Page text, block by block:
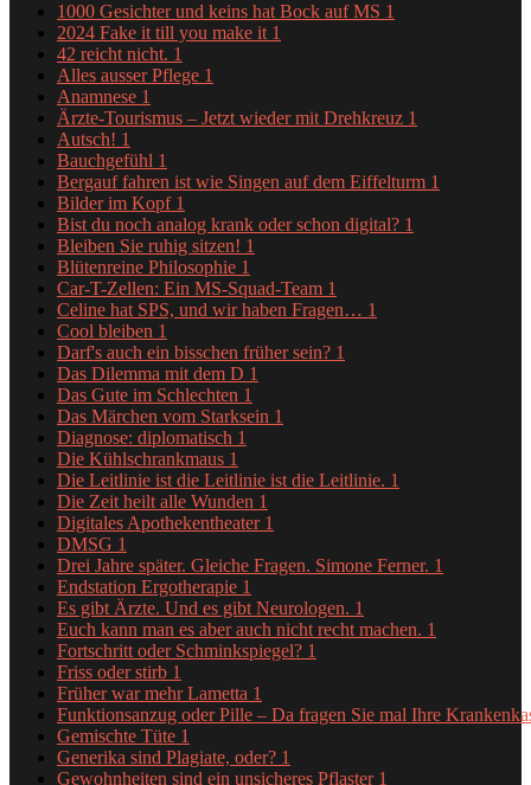
1000 Gesichter und keins hat Bock auf MS 1
2024 Fake it till you make it 1
42 reicht nicht. 1
Alles ausser Pflege 1
Anamnese 1
Ärzte-Tourismus – Jetzt wieder mit Drehkreuz 1
Autsch! 1
Bauchgefühl 1
Bergauf fahren ist wie Singen auf dem Eiffelturm 1
Bilder im Kopf 1
Bist du noch analog krank oder schon digital? 1
Bleiben Sie ruhig sitzen! 1
Blütenreine Philosophie 1
Car-T-Zellen: Ein MS-Squad-Team 1
Celine hat SPS, und wir haben Fragen… 1
Cool bleiben 1
Darf's auch ein bisschen früher sein? 1
Das Dilemma mit dem D 1
Das Gute im Schlechten 1
Das Märchen vom Starksein 1
Diagnose: diplomatisch 1
Die Kühlschrankmaus 1
Die Leitlinie ist die Leitlinie ist die Leitlinie. 1
Die Zeit heilt alle Wunden 1
Digitales Apothekentheater 1
DMSG 1
Drei Jahre später. Gleiche Fragen. Simone Ferner. 1
Endstation Ergotherapie 1
Es gibt Ärzte. Und es gibt Neurologen. 1
Euch kann man es aber auch nicht recht machen. 1
Fortschritt oder Schminkspiegel? 1
Friss oder stirb 1
Früher war mehr Lametta 1
Funktionsanzug oder Pille – Da fragen Sie mal Ihre
Gemischte Tüte 1
Generika sind Plagiate, oder? 1
Gewohnheiten sind ein unsicheres Pflaster 1